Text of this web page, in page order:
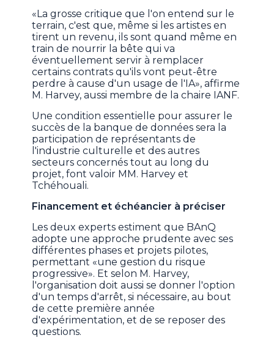
«La grosse critique que l'on entend sur le
terrain, c'est que, même si les artistes en
tirent un revenu, ils sont quand même en
train de nourrir la bête qui va
éventuellement servir à remplacer
certains contrats qu'ils vont peut-être
perdre à cause d'un usage de l'IA», affirme
M. Harvey, aussi membre de la chaire IANF.
Une condition essentielle pour assurer le
succès de la banque de données sera la
participation de représentants de
l'industrie culturelle et des autres
secteurs concernés tout au long du
projet, font valoir MM. Harvey et
Tchéhouali.
Financement et échéancier à préciser
Les deux experts estiment que BAnQ
adopte une approche prudente avec ses
différentes phases et projets pilotes,
permettant «une gestion du risque
progressive». Et selon M. Harvey,
l'organisation doit aussi se donner l'option
d'un temps d'arrêt, si nécessaire, au bout
de cette première année
d'expérimentation, et de se reposer des
questions.